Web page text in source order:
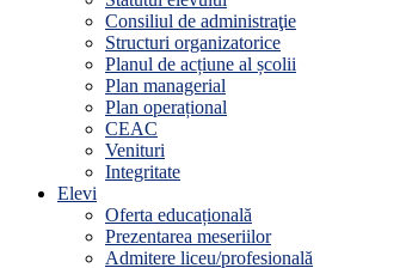
Consiliul de administraţie
Structuri organizatorice
Planul de acțiune al școlii
Plan managerial
Plan operațional
CEAC
Venituri
Integritate
Elevi
Oferta educațională
Prezentarea meseriilor
Admitere liceu/profesională